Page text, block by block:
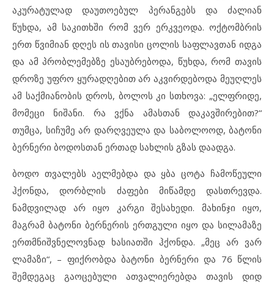
აკურატულად დაუთოებულ პერანგებს და ძალიან
წუხდა, ამ საკითხში რომ ვერ ერკვეოდა. ოქტომბრის
ერთ წვიმიან დღეს ის თავისი ცოლის საფლავთან იდგა
და ამ პრობლემებზე ესაუბრებოდა, წუხდა, რომ თავის
დროზე უფრო ყურადღებით არ აკვირდებოდა მეუღლეს
ამ საქმიანობის დროს, ბოლოს კი სთხოვა: „ელფრიდე,
მომეცი ნიშანი. რა ვქნა ამასთან დაკავშირებით?“
თუმცა, სიჩუმე არ დარღვეულა და საბოლოოდ, ბატონი
ბერნერი ბოდოსთან ერთად სახლის გზას დაადგა.
ბოდო თვალებს აელმებდა და ყბა ცოტა ჩამოწეული
ჰქონდა, დორბლის ძაფები მიწამდე დასთრევდა.
ნამდვილად არ იყო კარგი შესახედი. მახინჯი იყო,
მაგრამ ბატონი ბერნერის ერთგული იყო და სილამაზე
ერთმნიშვნელოვნად ხასიათში ჰქონდა. „მეც არ ვარ
ლამაზი“, – ფიქრობდა ბატონი ბერნერი და 76 წლის
შემდეგაც გაოცებული ათვალიერებდა თავის დიდ